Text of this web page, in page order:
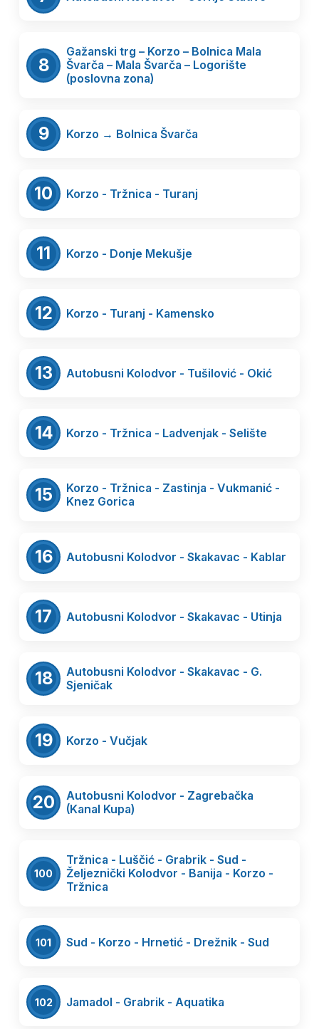
8
Gažanski trg – Korzo – Bolnica Mala
Švarča – Mala Švarča – Logorište
(poslovna zona)
9 Korzo → Bolnica Švarča
10 Korzo - Tržnica - Turanj
11 Korzo - Donje Mekušje
12 Korzo - Turanj - Kamensko
13 Autobusni Kolodvor - Tušilović - Okić
14 Korzo - Tržnica - Ladvenjak - Selište
15
Korzo - Tržnica - Zastinja - Vukmanić -
Knez Gorica
16 Autobusni Kolodvor - Skakavac - Kablar
17 Autobusni Kolodvor - Skakavac - Utinja
18
Autobusni Kolodvor - Skakavac - G.
Sjeničak
19 Korzo - Vučjak
20
Autobusni Kolodvor - Zagrebačka
(Kanal Kupa)
100
Tržnica - Luščić - Grabrik - Sud -
Željeznički Kolodvor - Banija - Korzo -
Tržnica
101 Sud - Korzo - Hrnetić - Drežnik - Sud
102 Jamadol - Grabrik - Aquatika